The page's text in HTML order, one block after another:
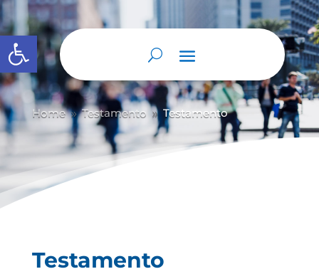
Abrir barra de herramientas
Home 9 Testamento 9 Testamento
Testamento